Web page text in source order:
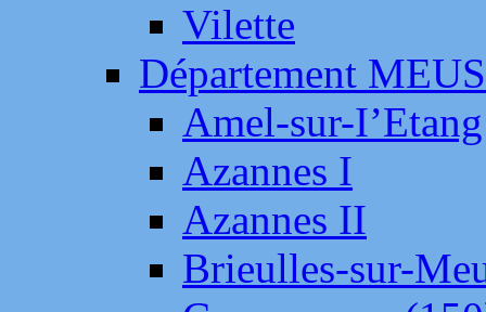
Vilette
Département
Amel-sur-
Azannes I
Azannes II
Brieulles-sur-